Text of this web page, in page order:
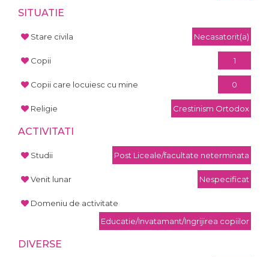
SITUATIE
Stare civila Necasatorit(a)
Copii 1
Copii care locuiesc cu mine 0
Religie Crestinism Ortodox
ACTIVITATI
Studii Post Liceale/facultate neterminata
Venit lunar Nespecificat
Domeniu de activitate
Educatie/Invatamant/Ingrijirea copiilor
DIVERSE